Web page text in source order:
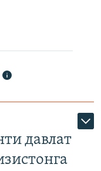
давлат